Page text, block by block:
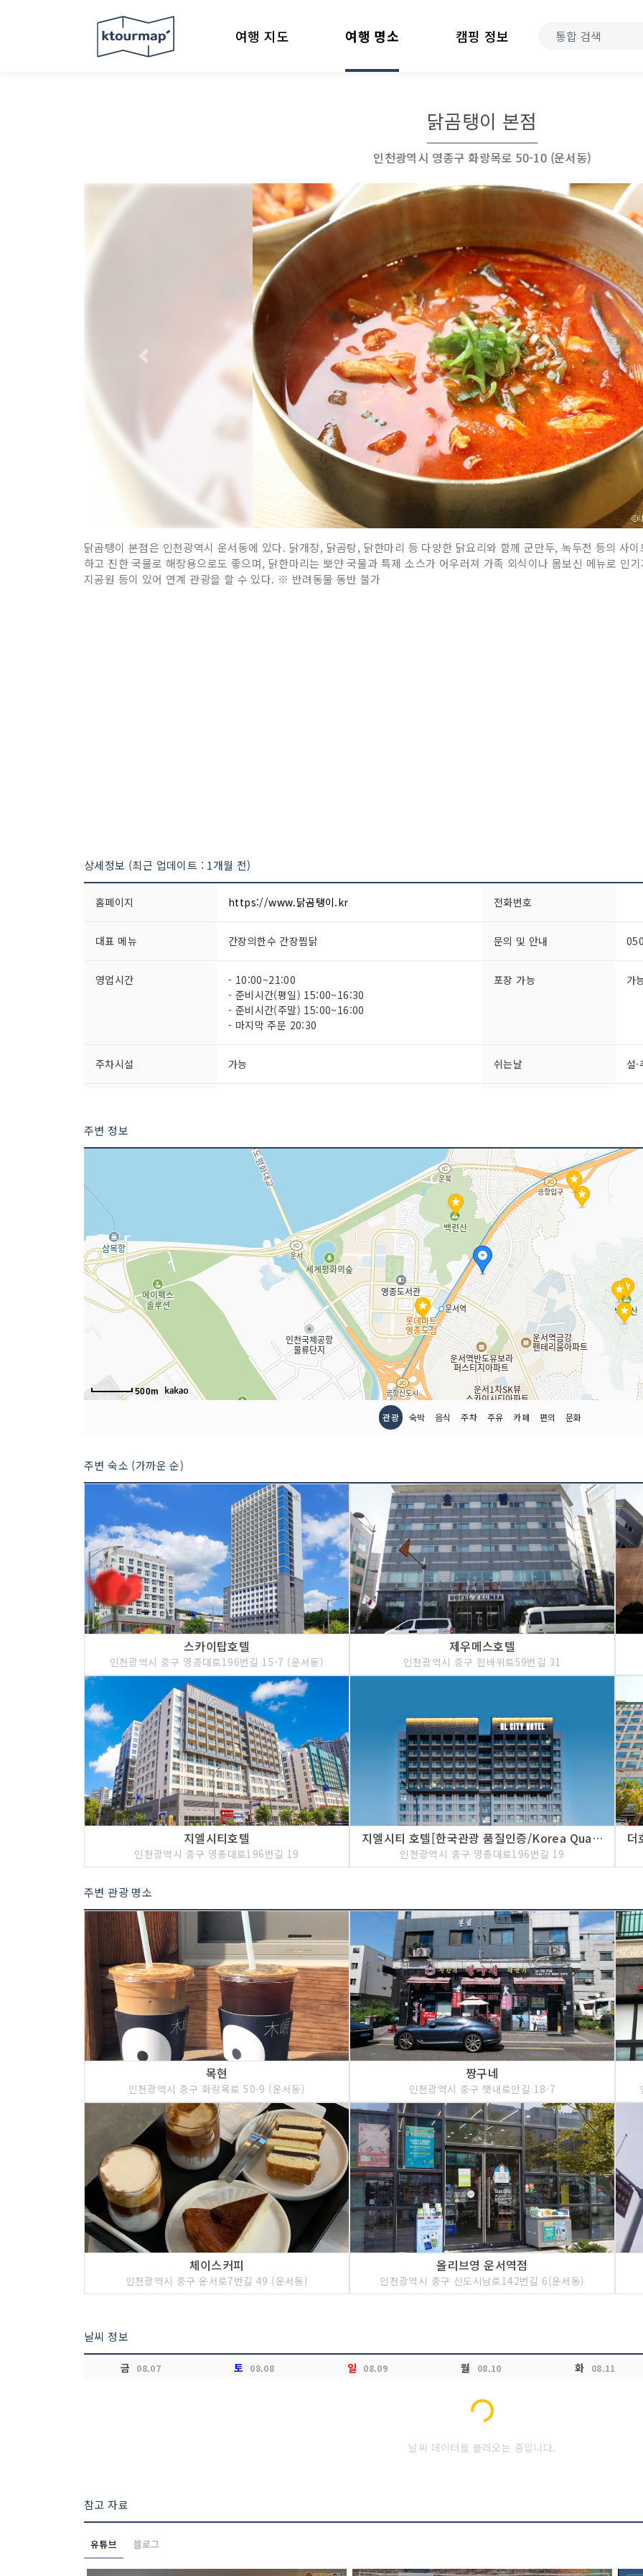
여행 지도 여행 명소 캠핑 정보
닭곰탱이 본점
인천광역시 영종구 화랑목로 50-10 (운서동)
닭곰탱이 본점은 인천광역시 운서동에 있다. 닭개장, 닭곰탕, 닭한마리 등 다양한 닭요리와 함께 군만두, 녹두전 등의 사
하고 진한 국물로 해장용으로도 좋으며, 닭한마리는 뽀얀 국물과 특제 소스가 어우러져 가족 외식이나 몸보신 메뉴로 인
지공원 등이 있어 연계 관광을 할 수 있다. ※ 반려동물 동반 불가
상세정보 (최근 업데이트 : 1개월 전)
홈페이지 https://www.닭곰탱이.kr 전화번호
대표 메뉴 간장의한수 간장찜닭 문의 및 안내
영업시간
- 10:00~21:00
- 준비시간(평일) 15:00~16:30
- 준비시간(주말) 15:00~16:00
- 마지막 주문 20:30
포장 가능 가
주차시설 가능 쉬는날 설
주변 정보
500m
관광 숙박 음식 주차 주유 카페 편의 문화
주변 숙소 (가까운 순)
스카이탑호텔
인천광역시 중구 영종대로196번길 15-7 (운서동)
제우메스호텔
인천광역시 중구 흰바위로59번길 31
지엘시티호텔
인천광역시 중구 영종대로196번길 19
지엘시티 호텔[한국관광 품질인증/Korea Quality]
인천광역시 중구 영종대로196번길 19
주변 관광 명소
목현
인천광역시 중구 화랑목로 50-9 (운서동)
짱구네
인천광역시 중구 햇내로안길 18-7
체이스커피
인천광역시 중구 운서로7번길 49 (운서동)
올리브영 운서역점
인천광역시 중구 신도시남로142번길 6(운서동)
날씨 정보
금 08.07 토 08.08 일 08.09 월 08.10 화 08.11
Loading...
날씨 데이터를 불러오는 중입니다.
참고 자료
유튜브 블로그